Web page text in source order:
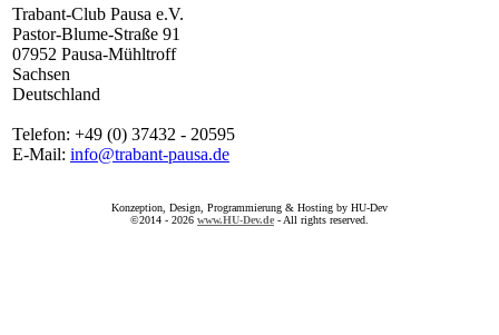
Trabant-Club Pausa e.V.
Pastor-Blume-Straße 91
07952 Pausa-Mühltroff
Sachsen
Deutschland
Telefon: +49 (0) 37432 - 20595
E-Mail: info@trabant-pausa.de
Konzeption, Design, Programmierung & Hosting by HU-Dev
©2014 - 2026 www.HU-Dev.de - All rights reserved.